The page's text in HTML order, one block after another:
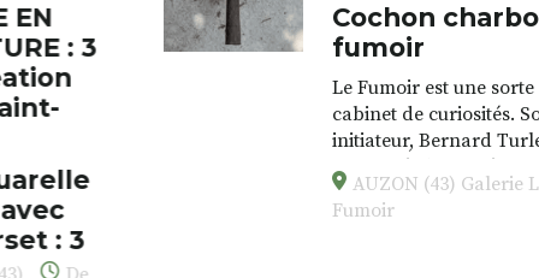
Cochon charbon au
fumoir
Le Fumoir est une sorte de
cabinet de curiosités. Son
initiateur, Bernard Turle,
s’amuse à donner à voir des
associations fertiles, graves ou
drôles, parfois fumeuses. Des
AUZON (43) Galerie Le